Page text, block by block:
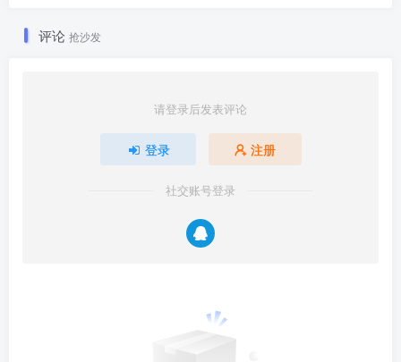
评论 抢沙发
请登录后发表评论
登录 注册
社交账号登录